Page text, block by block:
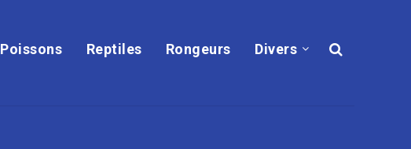
Poissons Reptiles Rongeurs Divers